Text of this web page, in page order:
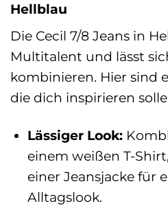
Hellblau
Die Cecil 7/8 Jeans in
Multitalent und lässt
kombinieren. Hier sind
die dich inspirieren
Lässiger Look:
einem weißen T-
einer Jeansjacke für
Alltagslook.